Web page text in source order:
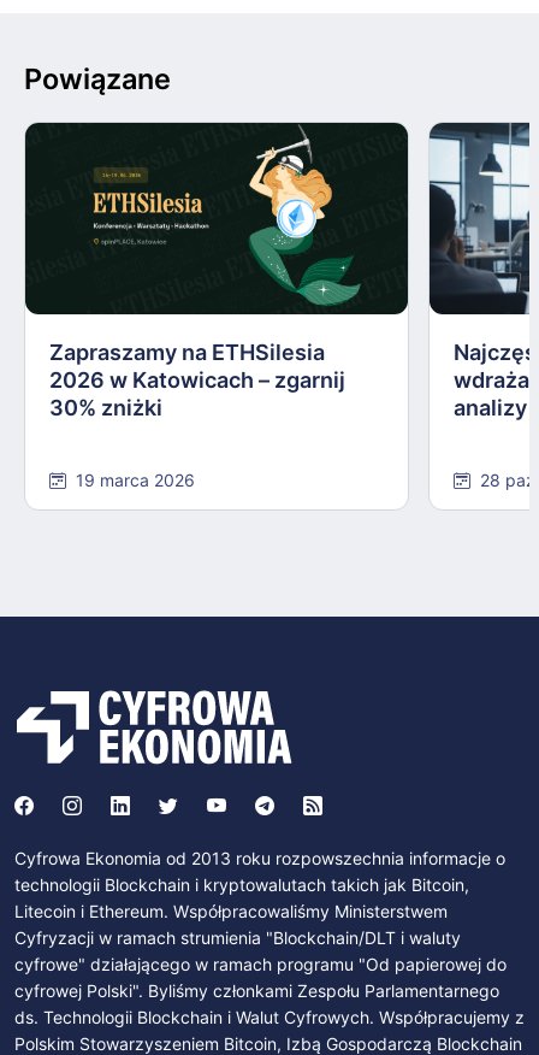
Powiązane
Zapraszamy na ETHSilesia
2026 w Katowicach – zgarnij
30% zniżki
19 marca 2026
analizy
28
Cyfrowa Ekonomia od 2013 roku rozpowszechnia informacje o
technologii Blockchain i kryptowalutach takich jak Bitcoin,
Litecoin i Ethereum. Współpracowaliśmy Ministerstwem
Cyfryzacji w ramach strumienia "Blockchain/DLT i waluty
cyfrowe" działającego w ramach programu "Od papierowej do
cyfrowej Polski". Byliśmy członkami Zespołu Parlamentarnego
ds. Technologii Blockchain i Walut Cyfrowych. Współpracujemy z
Polskim Stowarzyszeniem Bitcoin, Izbą Gospodarczą Blockchain